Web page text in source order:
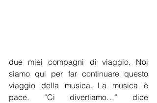
due miei compagni di viaggio. Noi
siamo qui per far continuare questo
viaggio della musica. La musica è
pace. “Ci divertiamo…” dice